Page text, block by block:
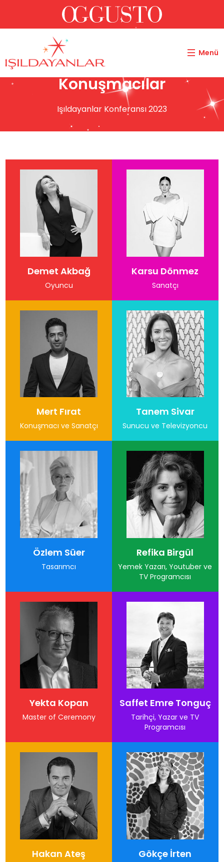
Menü
Konuşmacılar
Işıldayanlar Konferansı 2023
Demet Akbağ
Oyuncu
Karsu Dönmez
Sanatçı
Mert Fırat
Konuşmacı ve Sanatçı
Tanem Sivar
Sunucu ve Televizyoncu
Özlem Süer
Tasarımcı
Refika Birgül
Yemek Yazarı, Youtuber ve
TV Programcısı
Yekta Kopan
Master of Ceremony
Saffet Emre Tonguç
Tarihçi, Yazar ve TV
Programcısı
Hakan Ateş Gökçe İrten